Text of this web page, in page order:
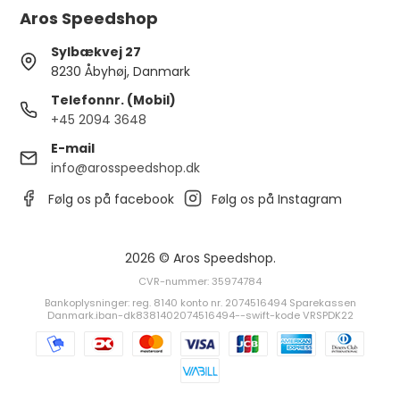
Aros Speedshop
Sylbækvej 27
8230 Åbyhøj, Danmark
Telefonnr. (Mobil)
+45 2094 3648
E-mail
info@arosspeedshop.dk
Følg os på facebook
Følg os på Instagram
2026 © Aros Speedshop.
CVR-nummer: 35974784
Bankoplysninger: reg. 8140 konto nr. 2074516494 Sparekassen
Danmark.iban-dk8381402074516494--swift-kode VRSPDK22